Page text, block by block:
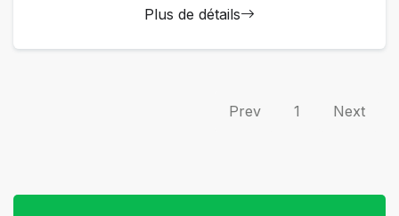
Plus de détails
Prev 1 Next